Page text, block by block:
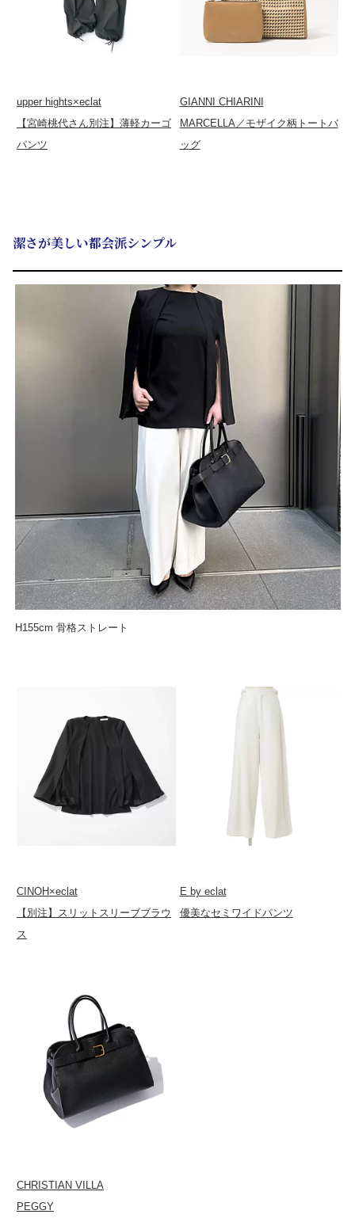
upper hights×eclat
【宮崎桃代さん別注】薄軽カーゴ
パンツ
GIANNI CHIARINI
MARCELLA／モザイク柄トートバ
ッグ
潔さが美しい都会派シンプル
H155cm 骨格ストレート
CINOH×eclat
【別注】スリットスリーブブラウ
ス
E by eclat
優美なセミワイドパンツ
CHRISTIAN VILLA
PEGGY